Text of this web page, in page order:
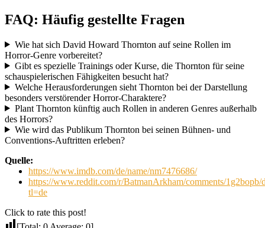
FAQ: Häufig gestellte Fragen
Wie hat sich David Howard Thornton auf seine Rollen im
Horror-Genre vorbereitet?
Gibt es spezielle Trainings oder Kurse, die Thornton für seine
schauspielerischen Fähigkeiten besucht hat?
Welche Herausforderungen sieht Thornton bei der Darstellung
besonders verstörender Horror-Charaktere?
Plant Thornton künftig auch Rollen in anderen Genres außerhalb
des Horrors?
Wie wird das Publikum Thornton bei seinen Bühnen- und
Conventions-Auftritten erleben?
Quelle:
https://www.imdb.com/de/name/nm7476686/
https://www.reddit.com/r/BatmanArkham/comments/
tl=de
Click to rate this post!